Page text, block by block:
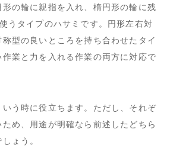
の輪に親指を入れ、楕円形の輪に残
うタイプのハサミです。円形左右対
型の良いところを持ち合わせたタイ
業と力を入れる作業の両方に対応で
う時に役立ちます。ただし、それぞ
め、用途が明確なら前述したどちら
ょう。